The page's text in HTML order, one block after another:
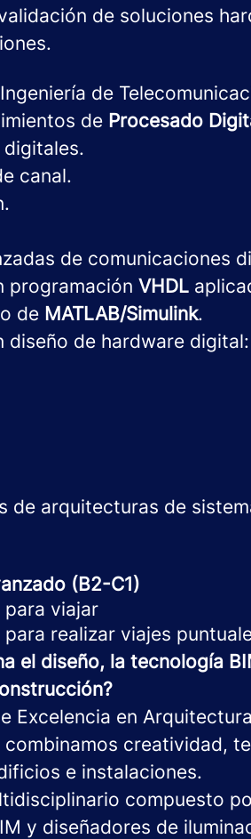
de soluciones
de
de Procesado
canal.
de comunicaciones
programación VHDL
de MATLAB/Simulink.
diseño de hardware digital:
de arquitecturas de
(B2-C1)
viajar
realizar viajes
el diseño, la tecnología
Excelencia en
combinamos creatividad,
e instalaciones.
compuesto
y diseñadores de